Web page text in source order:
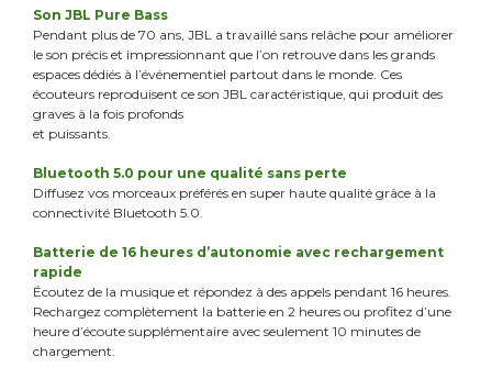
Son JBL Pure Bass
Pendant plus de 70 ans, JBL a travaillé sans relâche pour améliorer
le son précis et impressionnant que l’on retrouve dans les grands
espaces dédiés à l’événementiel partout dans le monde. Ces
écouteurs reproduisent ce son JBL caractéristique, qui produit des
graves à la fois profonds
et puissants.
Bluetooth 5.0 pour une qualité sans perte
Diffusez vos morceaux préférés en super haute qualité grâce à la
connectivité Bluetooth 5.0.
Batterie de 16 heures d’autonomie avec rechargement
rapide
Écoutez de la musique et répondez à des appels pendant 16 heures.
Rechargez complètement la batterie en 2 heures ou profitez d’une
heure d’écoute supplémentaire avec seulement 10 minutes de
chargement.